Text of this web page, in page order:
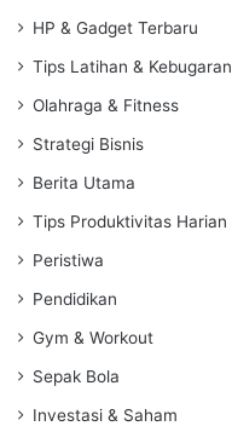
HP & Gadget Terbaru
Tips Latihan & Kebugaran
Olahraga & Fitness
Strategi Bisnis
Berita Utama
Tips Produktivitas Harian
Peristiwa
Pendidikan
Gym & Workout
Sepak Bola
Investasi & Saham